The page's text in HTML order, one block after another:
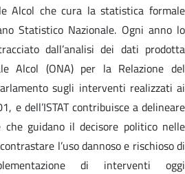
Alcol che cura la statistica formale
Statistico Nazionale. Ogni anno lo
dall’analisi dei dati prodotta
Alcol (ONA) per la Relazione del
sugli interventi realizzati ai
e dell’ISTAT contribuisce a delineare
guidano il decisore politico nelle
l’uso dannoso e rischioso di
di interventi oggi